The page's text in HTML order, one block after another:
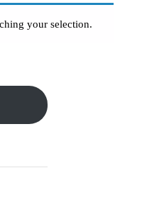
your selection.